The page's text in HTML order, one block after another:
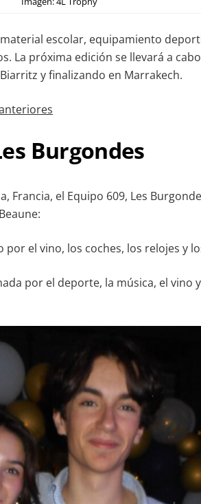
escolar, equipamiento
La próxima edición se llevará a
y finalizando en Marrakech.
Burgondes
Francia, el Equipo 609, Les
el vino, los coches, los relojes y
por el deporte, la música, el vino